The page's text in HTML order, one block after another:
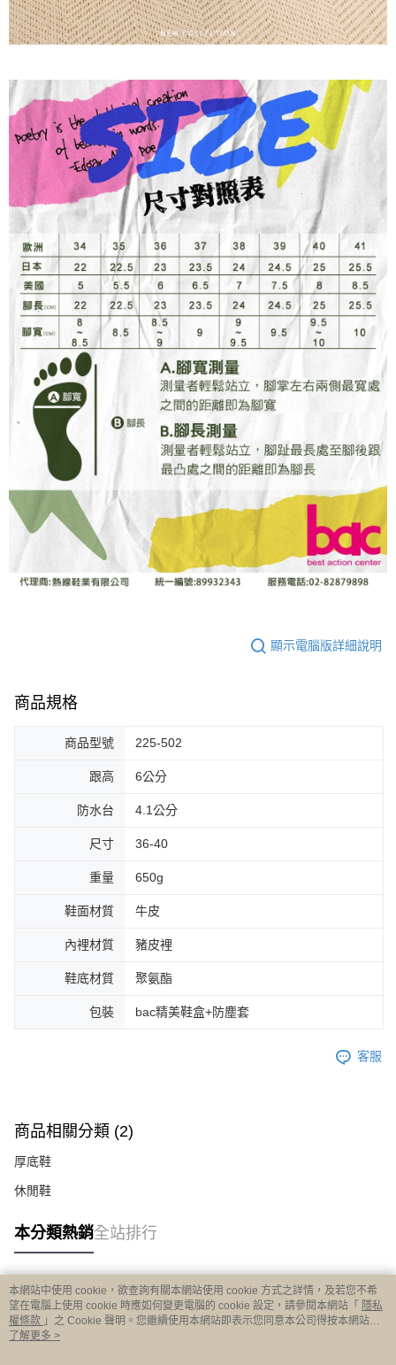
顯示電腦版詳細說明
商品規格
商品型號 225-502
跟高 6公分
防水台 4.1公分
尺寸 36-40
重量 650g
鞋面材質 牛皮
內裡材質 豬皮裡
鞋底材質 聚氨酯
包裝 bac精美鞋盒+防塵套
客服
商品相關分類 (2)
厚底鞋
休閒鞋
本分類熱銷全站排行
熱門標籤
本網站中使用 cookie，欲查詢有關本網站使用 cookie 方式之詳情，及若您不希
望在電腦上使用 cookie 時應如何變更電腦的 cookie 設定，請參閱本網站「 隱私
權條款 」之 Cookie 聲明。您繼續使用本網站即表示您同意本公司得按本網站使
用條款之 Cookie 聲明使用 cookie。
了解更多 >